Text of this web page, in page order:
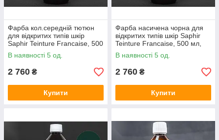
Фарба кол.середній тютюн
для відкритих типів шкір
Saphir Teinture Francaise, 500
мл,(35)
В наявності 5 од.
2 760 ₴
Купити
Фарба насичена чорна для
відкритих типів шкір Saphir
Teinture Francaise, 500 мл,
(100)
В наявності 5 од.
2 760 ₴
Купити